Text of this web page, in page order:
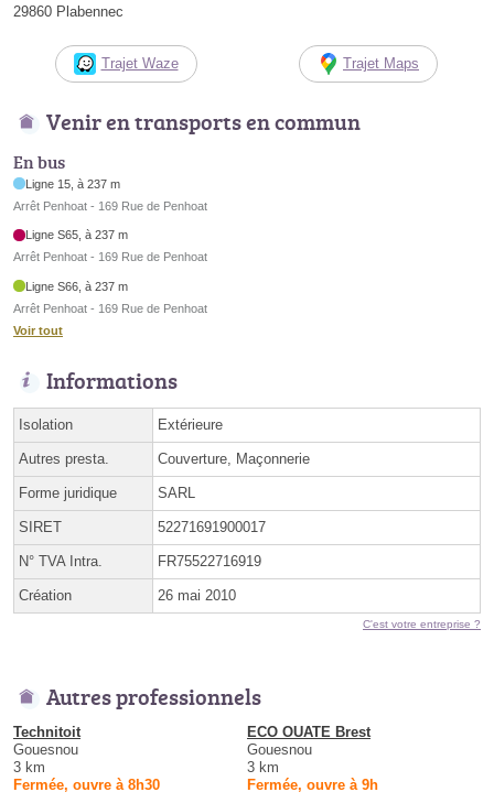
29860 Plabennec
Trajet Waze Trajet Maps
Venir en transports en commun
En bus
Ligne 15, à 237 m
Arrêt Penhoat - 169 Rue de Penhoat
Ligne S65, à 237 m
Arrêt Penhoat - 169 Rue de Penhoat
Ligne S66, à 237 m
Arrêt Penhoat - 169 Rue de Penhoat
Voir tout
Informations
Isolation Extérieure
Autres presta. Couverture, Maçonnerie
Forme juridique SARL
SIRET 52271691900017
N° TVA Intra. FR75522716919
Création 26 mai 2010
C'est votre entreprise ?
Autres professionnels
Technitoit
Gouesnou
3 km
Fermée, ouvre à 8h30
ECO OUATE Brest
Gouesnou
3 km
Fermée, ouvre à 9h